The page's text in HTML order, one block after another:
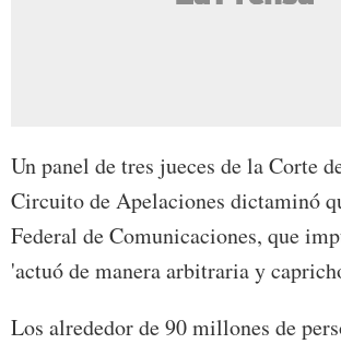
Un panel de tres jueces de la Corte
Circuito de Apelaciones dictaminó
Federal de Comunicaciones, que
'actuó de manera arbitraria y
Los alrededor de 90 millones de